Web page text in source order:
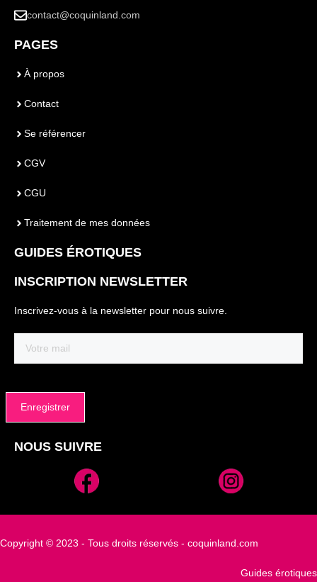
contact@coquinland.com
PAGES
À propos
Contact
Se référencer
CGV
CGU
Traitement de mes données
GUIDES ÉROTIQUES
INSCRIPTION NEWSLETTER
Inscrivez-vous à la newsletter pour nous suivre.
Alternative:
NOUS SUIVRE
Copyright © 2023 - Tous droits réservés - coquinland.com
Guides érotiques